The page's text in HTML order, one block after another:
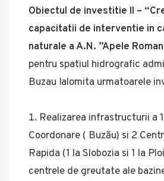
Obiectul de investitie II –
capacitatii de interventie in
naturale a A.N. ”Apele
pentru spatiul hidrografic
Buzau Ialomita urmatoarele
Realizarea infrastructurii a
Coordonare ( Buzău) si 2
Rapida (1 la Slobozia si 1 la
centrele de greutate ale